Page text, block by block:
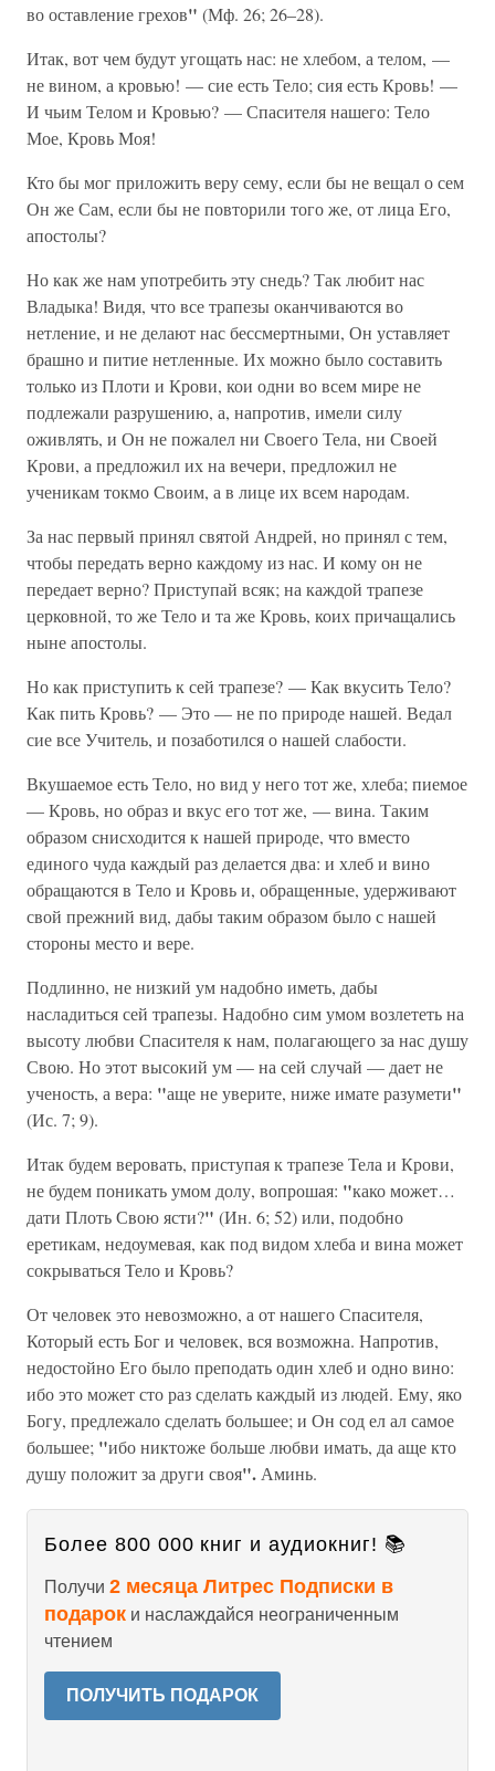
во оставление грехов" (Мф. 26; 26–28).
Итак, вот чем будут угощать нас: не хлебом, а телом, —
не вином, а кровью! — сие есть Тело; сия есть Кровь! —
И чьим Телом и Кровью? — Спасителя нашего: Тело
Мое, Кровь Моя!
Кто бы мог приложить веру сему, если бы не вещал о сем
Он же Сам, если бы не повторили того же, от лица Его,
апостолы?
Но как же нам употребить эту снедь? Так любит нас
Владыка! Видя, что все трапезы оканчиваются во
нетление, и не делают нас бессмертными, Он уставляет
брашно и питие нетленные. Их можно было составить
только из Плоти и Крови, кои одни во всем мире не
подлежали разрушению, а, напротив, имели силу
оживлять, и Он не пожалел ни Своего Тела, ни Своей
Крови, а предложил их на вечери, предложил не
ученикам токмо Своим, а в лице их всем народам.
За нас первый принял святой Андрей, но принял с тем,
чтобы передать верно каждому из нас. И кому он не
передает верно? Приступай всяк; на каждой трапезе
церковной, то же Тело и та же Кровь, коих причащались
ныне апостолы.
Но как приступить к сей трапезе? — Как вкусить Тело?
Как пить Кровь? — Это — не по природе нашей. Ведал
сие все Учитель, и позаботился о нашей слабости.
Вкушаемое есть Тело, но вид у него тот же, хлеба; пиемое
— Кровь, но образ и вкус его тот же, — вина. Таким
образом снисходится к нашей природе, что вместо
единого чуда каждый раз делается два: и хлеб и вино
обращаются в Тело и Кровь и, обращенные, удерживают
свой прежний вид, дабы таким образом было с нашей
стороны место и вере.
Подлинно, не низкий ум надобно иметь, дабы
насладиться сей трапезы. Надобно сим умом возлететь на
высоту любви Спасителя к нам, полагающего за нас душу
Свою. Но этот высокий ум — на сей случай — дает не
ученость, а вера: "аще не уверите, ниже имате разумети"
(Ис. 7; 9).
Итак будем веровать, приступая к трапезе Тела и Крови,
не будем поникать умом долу, вопрошая: "како может…
дати Плоть Свою ясти?" (Ин. 6; 52) или, подобно
еретикам, недоумевая, как под видом хлеба и вина может
сокрываться Тело и Кровь?
От человек это невозможно, а от нашего Спасителя,
Который есть Бог и человек, вся возможна. Напротив,
недостойно Его было преподать один хлеб и одно вино:
ибо это может сто раз сделать каждый из людей. Ему, яко
Богу, предлежало сделать большее; и Он сод ел ал самое
большее; "ибо никтоже больше любви имать, да аще кто
душу положит за други своя". Аминь.
Более 800 000 книг и аудиокниг! 📚
Получи 2 месяца Литрес Подписки в
подарок и наслаждайся неограниченным
чтением
ПОЛУЧИТЬ ПОДАРОК